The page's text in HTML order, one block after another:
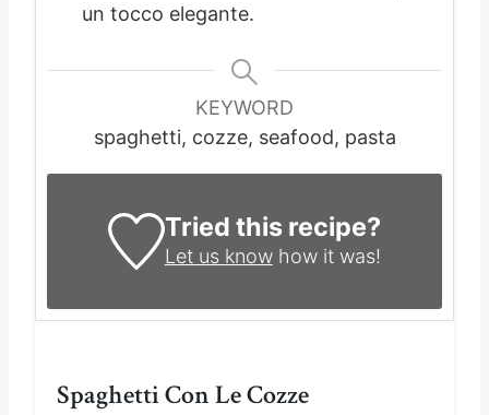
un tocco elegante.
KEYWORD
spaghetti, cozze, seafood, pasta
Tried this recipe?
Let us knowhow it was!
Spaghetti Con Le Cozze